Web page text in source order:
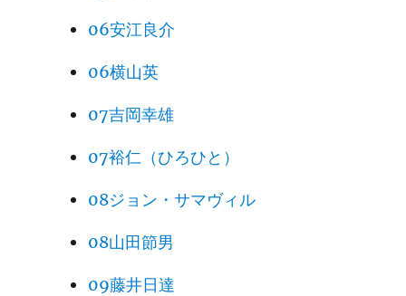
06安江良介
06横山英
07吉岡幸雄
07裕仁（ひろひと）
08ジョン・サマヴィル
08山田節男
09藤井日達